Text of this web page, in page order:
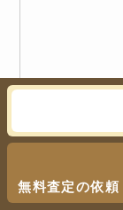
無料査定の依頼